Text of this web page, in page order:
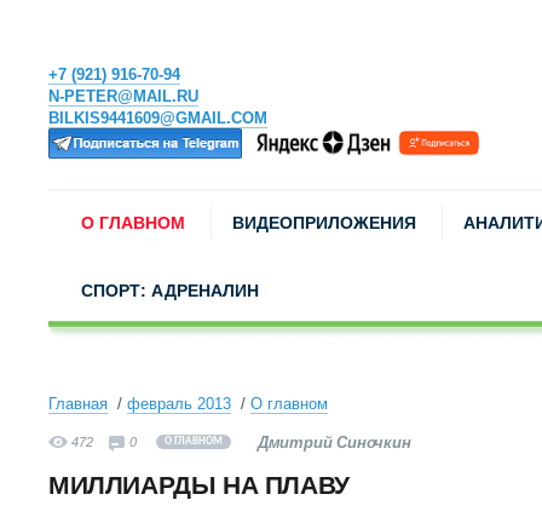
+7 (921) 916-70-94
N-PETER@MAIL.RU
BILKIS9441609@GMAIL.COM
О ГЛАВНОМ ВИДЕОПРИЛОЖЕНИЯ
СПОРТ: АДРЕНАЛИН
Главная февраль 2013 О главном
472 0 О ГЛАВНОМ Дмитрий Синочкин
МИЛЛИАРДЫ НА ПЛАВУ